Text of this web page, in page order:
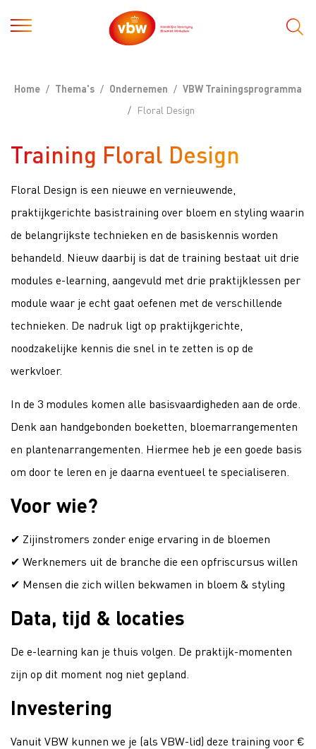
Home Thema's Ondernemen
VBW Trainingsprogramma
Floral Design
Training Floral Design
Floral Design is een nieuwe en vernieuwende,
praktijkgerichte basistraining over bloem en styling waarin
de belangrijkste technieken en de basiskennis worden
behandeld. Nieuw daarbij is dat de training bestaat uit drie
modules e-learning, aangevuld met drie praktijklessen per
module waar je echt gaat oefenen met de verschillende
technieken. De nadruk ligt op praktijkgerichte,
noodzakelijke kennis die snel in te zetten is op de
werkvloer.
In de 3 modules komen alle basisvaardigheden aan de orde.
Denk aan handgebonden boeketten, bloemarrangementen
en plantenarrangementen. Hiermee heb je een goede basis
om door te leren en je daarna eventueel te specialiseren.
Voor wie?
✔ Zijinstromers zonder enige ervaring in de bloemen
✔ Werknemers uit de branche die een opfriscursus willen
✔ Mensen die zich willen bekwamen in bloem & styling
Data, tijd & locaties
De e-learning kan je thuis volgen. De praktijk-momenten
zijn op dit moment nog niet gepland.
Investering
Vanuit VBW kunnen we je (als VBW-lid) deze training voor €